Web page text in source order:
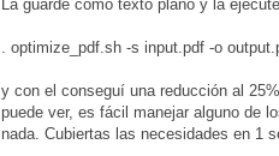
La guardé como texto plano y la
. optimize_pdf.sh -s input.pdf -o
y con el conseguí una reducción al
puede ver, es fácil manejar alguno de
nada. Cubiertas las necesidades en 1